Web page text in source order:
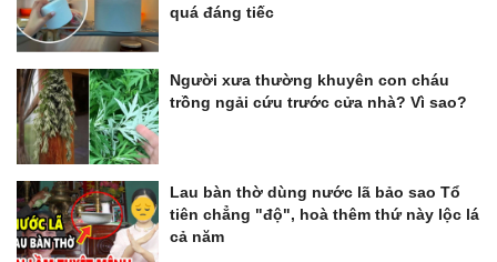
quá đáng tiếc
Người xưa thường khuyên con cháu
trồng ngải cứu trước cửa nhà? Vì sao?
Lau bàn thờ dùng nước lã bảo sao Tổ
tiên chẳng "độ", hoà thêm thứ này lộc lá
cả năm